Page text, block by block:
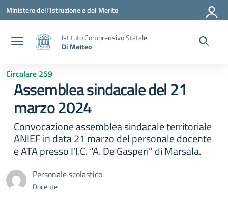
Vai ai contenuti
Vai al menu di navigazione
Vai al footer
Ministero dell'Istruzione e del Merito
Istituto Comprensivo Statale
Di Matteo
Circolare 259
Assemblea sindacale del 21
marzo 2024
Convocazione assemblea sindacale territoriale
ANIEF in data 21 marzo del personale docente
e ATA presso I’I.C. “A. De Gasperi” di Marsala.
Personale scolastico
Docente